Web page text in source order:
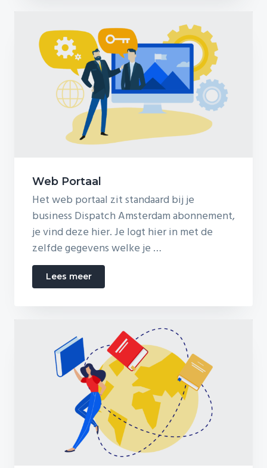
Web Portaal
Het web portaal zit standaard bij je
business Dispatch Amsterdam abonnement,
je vind deze hier. Je logt hier in met de
zelfde gegevens welke je …
Lees meerabout
Web